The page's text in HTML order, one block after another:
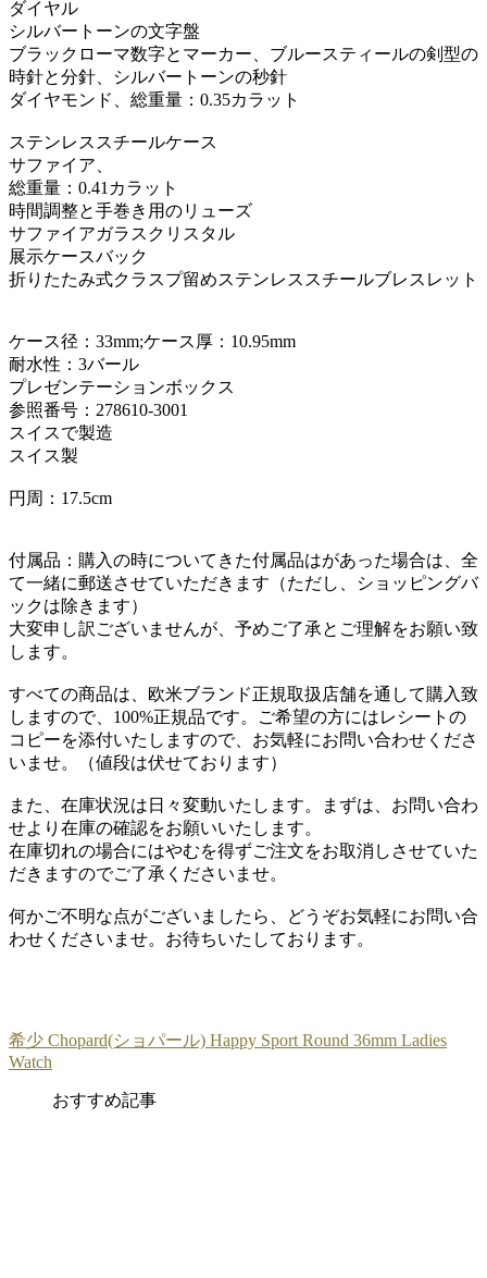
ダイヤル
シルバートーンの文字盤
ブラックローマ数字とマーカー、ブルースティールの剣型の
時針と分針、シルバートーンの秒針
ダイヤモンド、総重量：0.35カラット
ステンレススチールケース
サファイア、
総重量：0.41カラット
時間調整と手巻き用のリューズ
サファイアガラスクリスタル
展示ケースバック
折りたたみ式クラスプ留めステンレススチールブレスレット
ケース径：33mm;ケース厚：10.95mm
耐水性：3バール
プレゼンテーションボックス
参照番号：278610-3001
スイスで製造
スイス製
円周：17.5cm
付属品：購入の時についてきた付属品はがあった場合は、全
て一緒に郵送させていただきます（ただし、ショッピングバ
ックは除きます）
大変申し訳ございませんが、予めご了承とご理解をお願い致
します。
すべての商品は、欧米ブランド正規取扱店舗を通して購入致
しますので、100%正規品です。ご希望の方にはレシートの
コピーを添付いたしますので、お気軽にお問い合わせくださ
いませ。（値段は伏せております）
また、在庫状況は日々変動いたします。まずは、お問い合わ
せより在庫の確認をお願いいたします。
在庫切れの場合にはやむを得ずご注文をお取消しさせていた
だきますのでご了承くださいませ。
何かご不明な点がございましたら、どうぞお気軽にお問い合
わせくださいませ。お待ちいたしております。
希少 Chopard(ショパール) Happy Sport Round 36mm Ladies
Watch
おすすめ記事